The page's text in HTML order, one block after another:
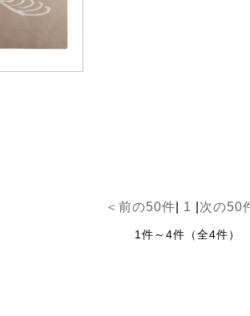
＜前の50件 1 次の50
1件～4件（全4件）